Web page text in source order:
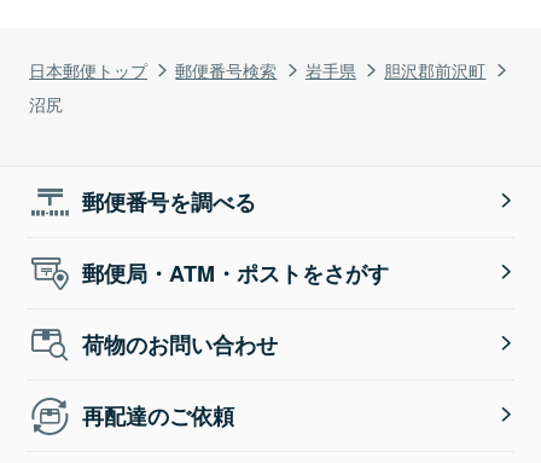
日本郵便トップ 郵便番号検索 岩手県
胆沢郡前沢町
沼尻
郵便番号を調べる
郵便局・ATM・ポストをさがす
荷物のお問い合わせ
再配達のご依頼